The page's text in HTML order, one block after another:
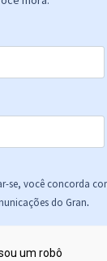
se, você concorda
do Gran.